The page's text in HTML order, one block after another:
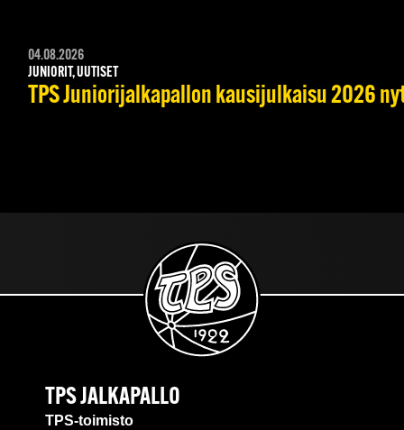
04.08.2026
JUNIORIT, UUTISET
TPS Juniorijalkapallon kausijulkaisu 2026
TPS JALKAPALLO
TPS-toimisto